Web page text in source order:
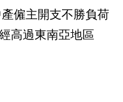
僱主開支不勝負荷
高過東南亞地區